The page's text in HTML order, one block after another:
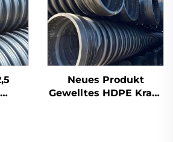
Neues Produkt
Gewelltes HDPE Krah-